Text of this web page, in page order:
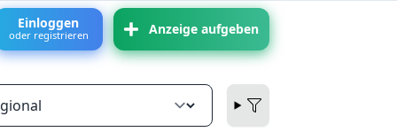
Einloggen
oder registrieren Anzeige aufgeben